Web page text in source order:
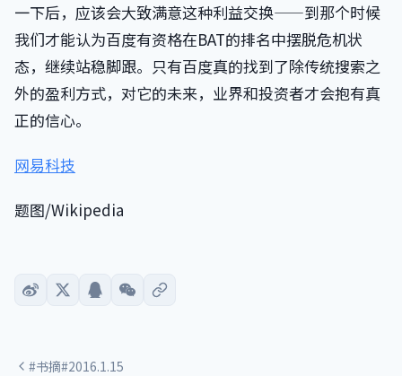
一下后，应该会大致满意这种利益交换——到那个时候
我们才能认为百度有资格在BAT的排名中摆脱危机状
态，继续站稳脚跟。只有百度真的找到了除传统搜索之
外的盈利方式，对它的未来，业界和投资者才会抱有真
正的信心。
网易科技
题图/Wikipedia
#书摘#2016.1.15